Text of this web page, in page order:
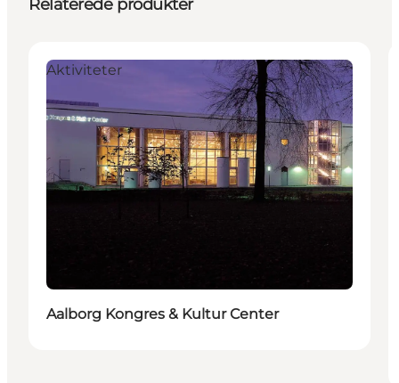
Relaterede produkter
Aktiviteter
Aalborg Kongres & Kultur Center